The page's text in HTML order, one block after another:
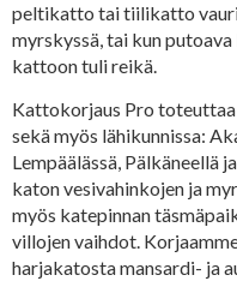
peltikatto tai tiilikatto
myrskyssä, tai kun
kattoon tuli reikä.
Kattokorjaus Pro
sekä myös lähikunnissa:
Lempäälässä, Pälkäneellä
katon vesivahinkojen ja
myös katepinnan
villojen vaihdot.
harjakatosta mansardi- ja